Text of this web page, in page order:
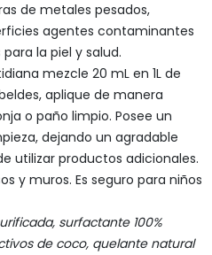
de metales pesados,
agentes contaminantes
la piel y salud.
mezcle 20 mL en 1L de
aplique de manera
o paño limpio. Posee un
dejando un agradable
utilizar productos adicionales.
y muros. Es seguro para niños
surfactante 100%
de coco, quelante natural